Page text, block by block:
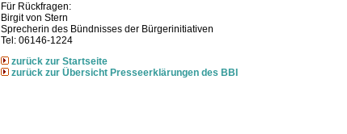
Für Rückfragen:
Birgit von Stern
Sprecherin des Bündnisses der Bürgerinitiativen
Tel: 06146-1224
zurück zur Startseite
zurück zur Übersicht Presseerklärungen des BBI